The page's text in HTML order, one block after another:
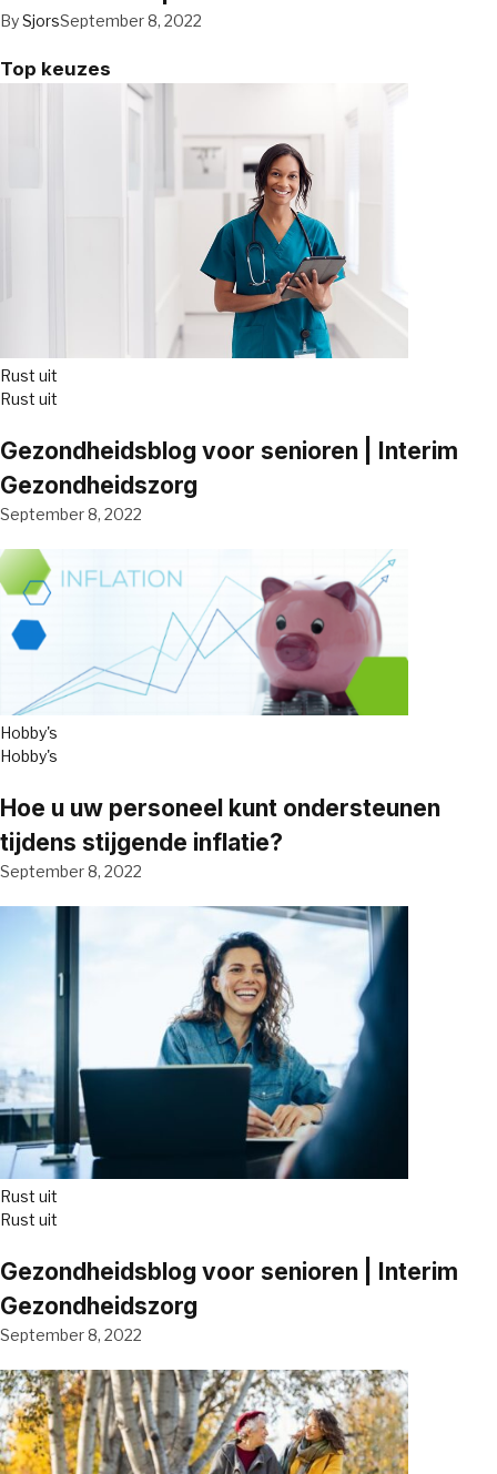
BySjorsSeptember 8, 2022
Top keuzes
Rust uit
Rust uit
Gezondheidsblog voor senioren | Interim
Gezondheidszorg
September 8, 2022
Hobby's
Hobby's
Hoe u uw personeel kunt ondersteunen
tijdens stijgende inflatie?
September 8, 2022
Rust uit
Rust uit
Gezondheidsblog voor senioren | Interim
Gezondheidszorg
September 8, 2022